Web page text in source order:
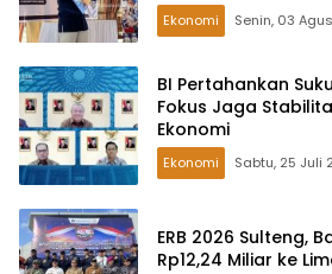
Ekonomi
BI Pertahankan
Fokus Jaga
Ekonomi
Ekonomi
ERB 2026 Sulteng,
Rp12,24 Miliar ke